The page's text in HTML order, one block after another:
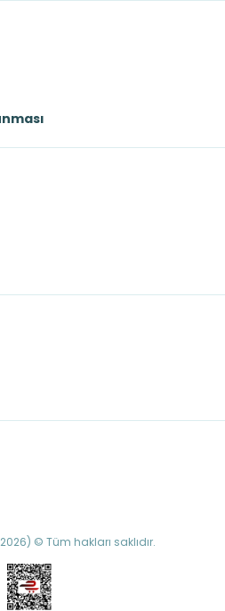
© Tüm hakları saklıdır.